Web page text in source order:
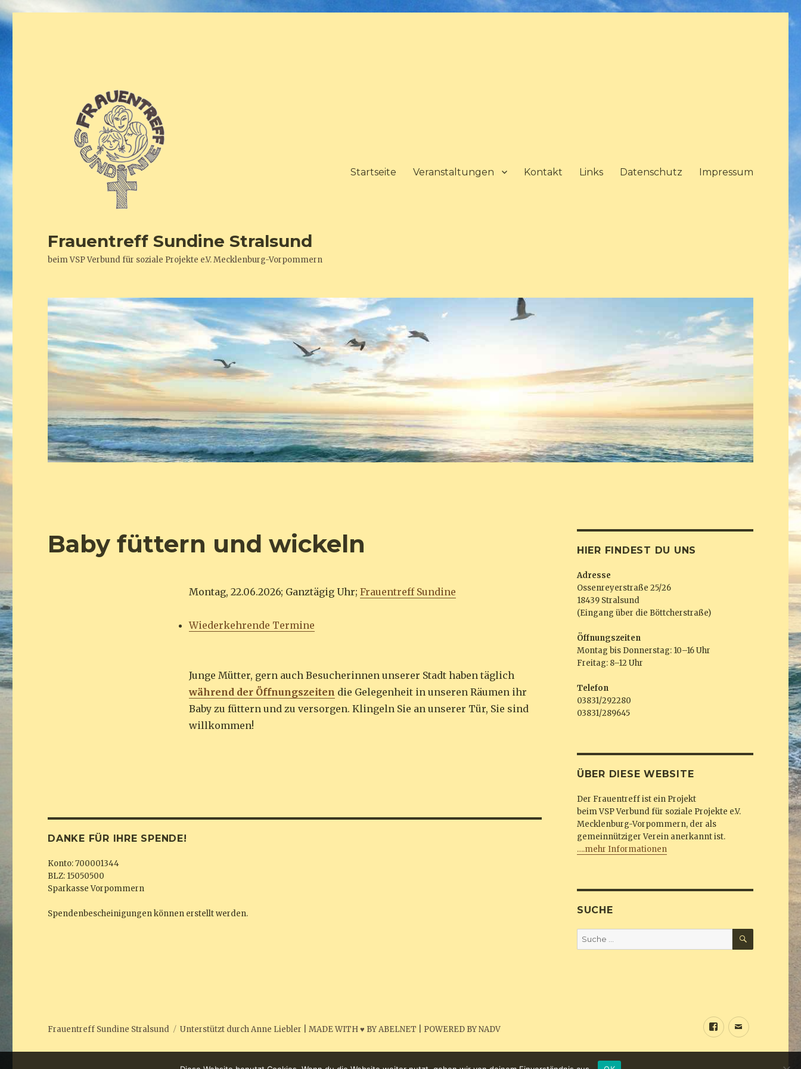
Frauentreff Sundine Stralsund
beim VSP Verbund für soziale Projekte e.V. Mecklenburg-Vorpommern
Startseite Veranstaltungen Kontakt Links Datenschutz Impressum
Baby füttern und wickeln
Montag, 22.06.2026; Ganztägig Uhr; Frauentreff Sundine
Wiederkehrende Termine
Junge Mütter, gern auch Besucherinnen unserer Stadt haben täglich
während der Öffnungszeiten die Gelegenheit in unseren Räumen ihr
Baby zu füttern und zu versorgen. Klingeln Sie an unserer Tür, Sie sind
willkommen!
DANKE FÜR IHRE SPENDE!
Konto: 700001344
BLZ: 15050500
Sparkasse Vorpommern
Spendenbescheinigungen können erstellt werden.
HIER FINDEST DU UNS
Adresse
Ossenreyerstraße 25/26
18439 Stralsund
(Eingang über die Böttcherstraße)
Öffnungszeiten
Montag bis Donnerstag: 10–16 Uhr
Freitag: 8–12 Uhr
Telefon
03831/292280
03831/289645
ÜBER DIESE WEBSITE
Der Frauentreff ist ein Projekt
beim VSP Verbund für soziale Projekte e.V.
Mecklenburg-Vorpommern, der als
gemeinnütziger Verein anerkannt ist.
….mehr Informationen
SUCHE
Suche
nach:
SUCHEN
Sundine
E-
Frauentreff Sundine Stralsund Unterstützt durchAnne Liebler |MADE WITH ♥ BY ABELNET POWERED BY NADV